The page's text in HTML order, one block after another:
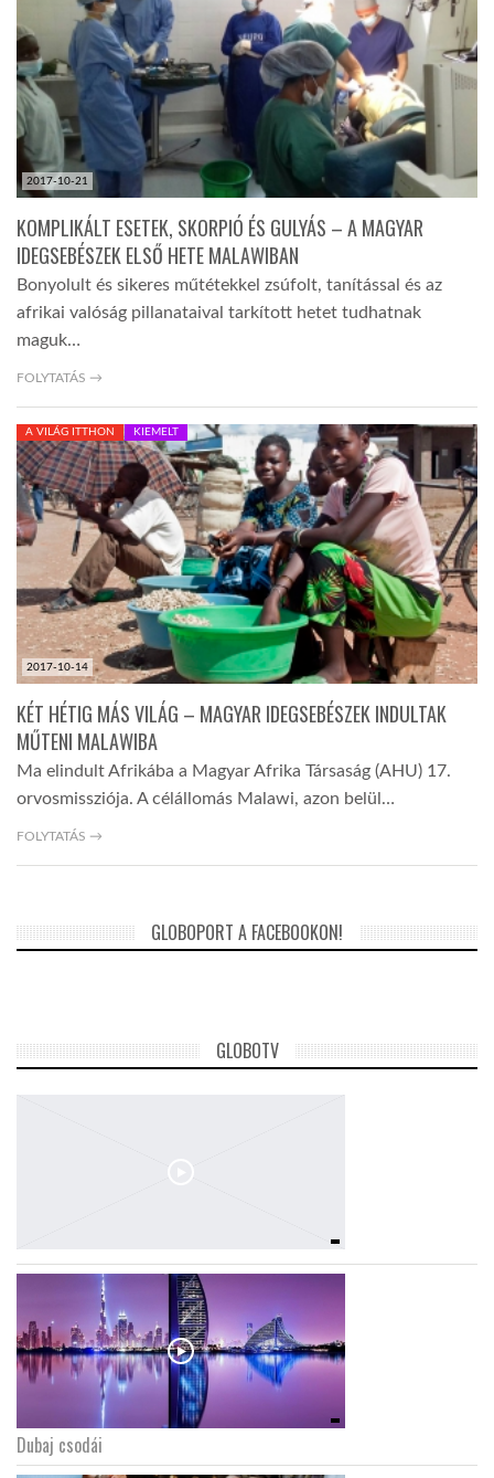
LATIMO.HU
GLOBOBOOK
2017-10-21
KOMPLIKÁLT ESETEK, SKORPIÓ ÉS GULYÁS – A MAGYAR
IDEGSEBÉSZEK ELSŐ HETE MALAWIBAN
Bonyolult és sikeres műtétekkel zsúfolt, tanítással és az
afrikai valóság pillanataival tarkított hetet tudhatnak
maguk…
FOLYTATÁS →
2017-10-14
A VILÁG ITTHON KIEMELT
KÉT HÉTIG MÁS VILÁG – MAGYAR IDEGSEBÉSZEK INDULTAK
MŰTENI MALAWIBA
Ma elindult Afrikába a Magyar Afrika Társaság (AHU) 17.
orvosmissziója. A célállomás Malawi, azon belül…
FOLYTATÁS →
GLOBOPORT A FACEBOOKON!
GLOBOTV
Dubaj csodái